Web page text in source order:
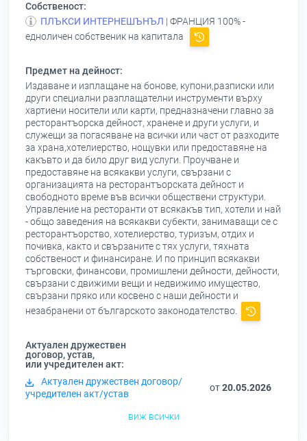
Собственост:
ПЛЪКСИ ИНТЕРНЕШЪНЪЛ | ФРАНЦИЯ 100% -
едноличен собственик на капитала
Предмет на дейност:
Издаване и изплащане на бонове, купони,разписки или
други специални разплащателни инструменти върху
хартиени носители или карти, предназначени главно за
ресторантъорска дейност, хранене и други услуги, и
служещи за погасяване на всички или част от разходите
за храна,хотелиерство, нощувки или предоставяне на
какъвто и да било друг вид услуги. Проучване и
предоставяне на всякакви услуги, свързани с
организацията на ресторантъорската дейност и
свободното време във всички обществени структури.
Управление на ресторанти от всякакъв тип, хотели и най
- общо заведения на всякакви субекти, занимаващи се с
ресторантъорство, хотелиерство, туризъм, отдих и
почивка, както и свързаните с тях услуги, тяхната
собственост и финансиране. И по принцип всякакви
търговски, финансови, промишлени дейности, дейности,
свързани с движими вещи и недвижимо имущество,
свързани пряко или косвено с наши дейности и
незабранени от българското законодателство.
Актуален дружествен
договор, устав,
или учредителен акт:
Актуален дружествен договор/
учредителен акт/устав
от20.05.2026
виж всички